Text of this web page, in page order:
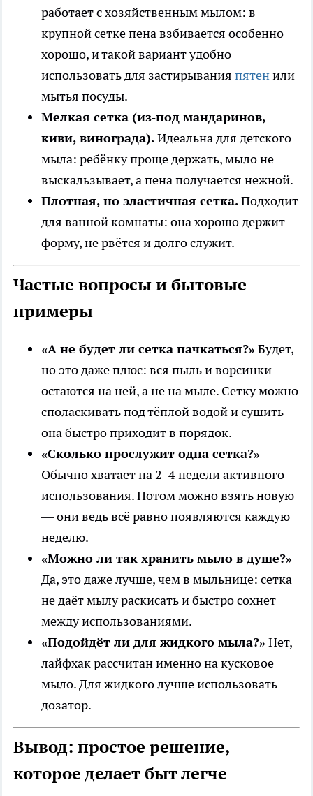
работает с хозяйственным мылом: в
крупной сетке пена взбивается особенно
хорошо, и такой вариант удобно
использовать для застирывания пятенили
мытья посуды.
Мелкая сетка (из‑под мандаринов,
киви, винограда).Идеальна для детского
мыла: ребёнку проще держать, мыло не
выскальзывает, а пена получается нежной.
Плотная, но эластичная сетка.Подходит
для ванной комнаты: она хорошо держит
форму, не рвётся и долго служит.
Частые вопросы и бытовые
примеры
«А не будет ли сетка пачкаться?» Будет,
но это даже плюс: вся пыль и ворсинки
остаются на ней, а не на мыле. Сетку можно
споласкивать под тёплой водой и сушить —
она быстро приходит в порядок.
«Сколько прослужит одна сетка?»
Обычно хватает на 2–4 недели активного
использования. Потом можно взять новую
— они ведь всё равно появляются каждую
неделю.
«Можно ли так хранить мыло в душе?»
Да, это даже лучше, чем в мыльнице: сетка
не даёт мылу раскисать и быстро сохнет
между использованиями.
«Подойдёт ли для жидкого мыла?» Нет,
лайфхак рассчитан именно на кусковое
мыло. Для жидкого лучше использовать
дозатор.
Вывод: простое решение,
которое делает быт легче